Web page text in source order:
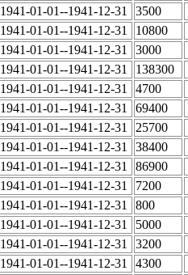
1941-01-01--1941-12-31 3500
1941-01-01--1941-12-31 10800
1941-01-01--1941-12-31 3000
1941-01-01--1941-12-31 138300
1941-01-01--1941-12-31 4700
1941-01-01--1941-12-31 69400
1941-01-01--1941-12-31 25700
1941-01-01--1941-12-31 38400
1941-01-01--1941-12-31 86900
1941-01-01--1941-12-31 7200
1941-01-01--1941-12-31 800
1941-01-01--1941-12-31 5000
1941-01-01--1941-12-31 3200
1941-01-01--1941-12-31 4300